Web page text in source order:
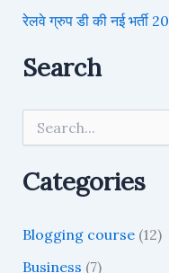
रेलवे ग्रुप डी की नई
Search
r
c
o
r
Categories
Blogging course(12)
Business (7)